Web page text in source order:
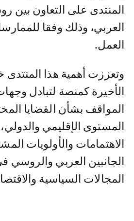
المنتدى على التعاون بين
العربي، وذلك وفقا
العمل.
وتعززت أهمية هذا المنتدى
الأخيرة كمنصة لتبادل
المواقف بشأن القضايا
المستوى الإقليمي والدولي،
الاهتمامات والأولويات
الجانبين العربي والروسي
المجالات السياسية